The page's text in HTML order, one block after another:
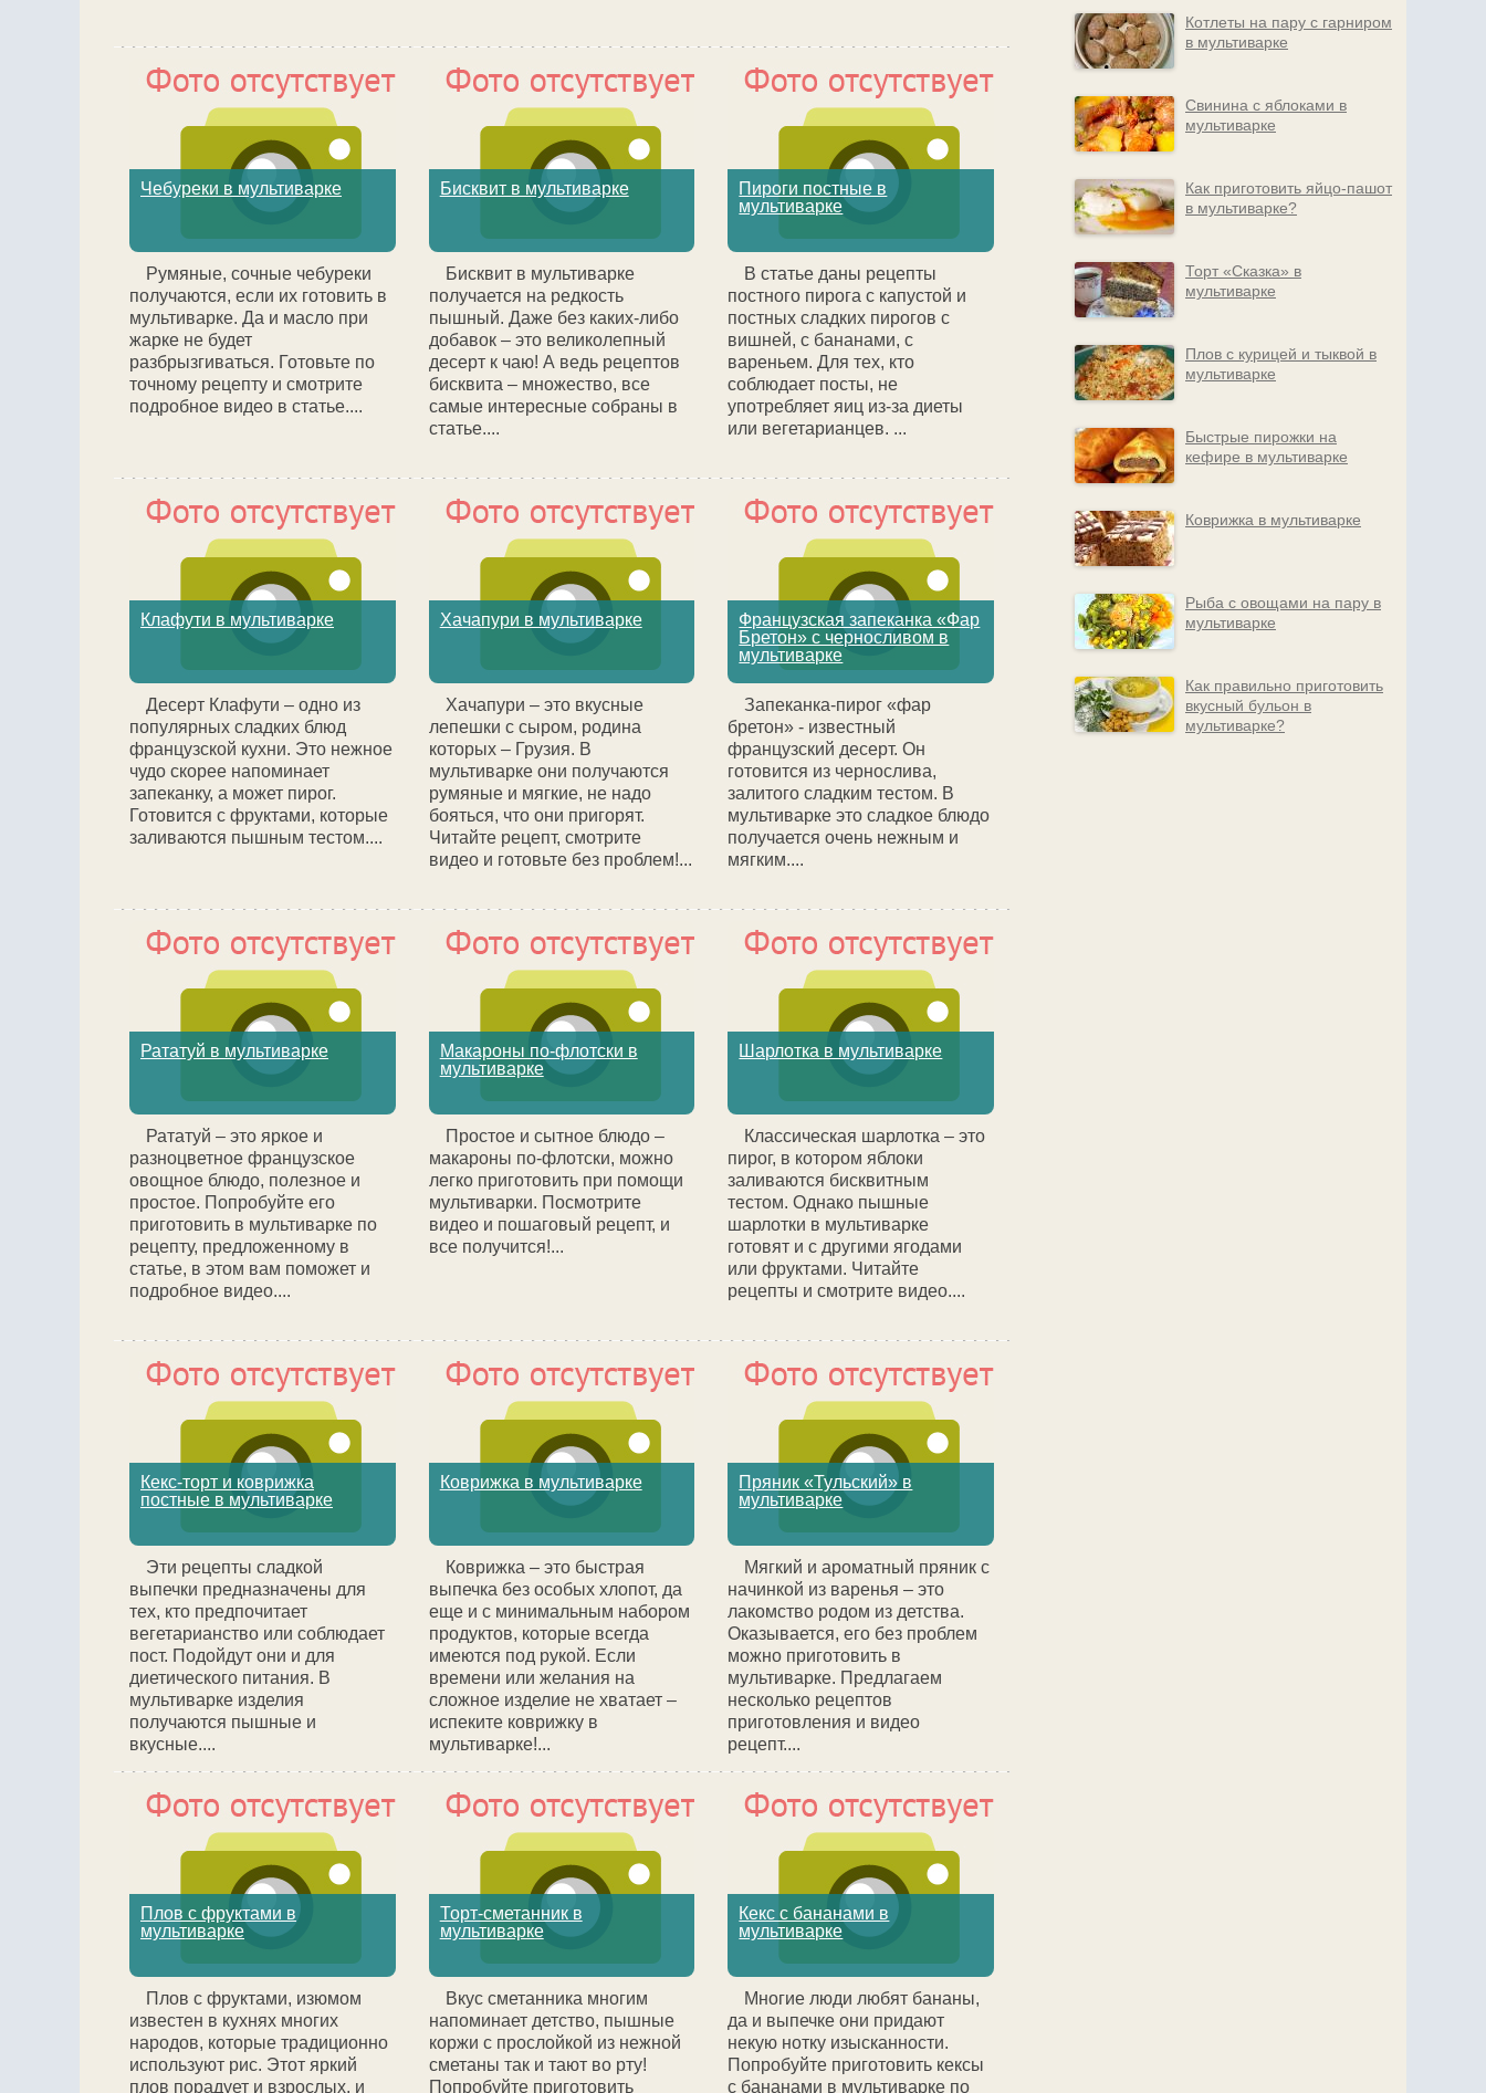
Чебуреки в мультиварке
Румяные, сочные чебуреки
получаются, если их готовить в
мультиварке. Да и масло при
жарке не будет
разбрызгиваться. Готовьте по
точному рецепту и смотрите
подробное видео в статье....
Бисквит в мультиварке
Бисквит в мультиварке
получается на редкость
пышный. Даже без каких-либо
добавок – это великолепный
десерт к чаю! А ведь рецептов
бисквита – множество, все
самые интересные собраны в
статье....
Пироги постные в
мультиварке
В статье даны рецепты
постного пирога с капустой и
постных сладких пирогов с
вишней, с бананами, с
вареньем. Для тех, кто
соблюдает посты, не
употребляет яиц из-за диеты
или вегетарианцев. ...
Клафути в мультиварке
Десерт Клафути – одно из
популярных сладких блюд
французской кухни. Это нежное
чудо скорее напоминает
запеканку, а может пирог.
Готовится с фруктами, которые
заливаются пышным тестом....
Хачапури в мультиварке
Хачапури – это вкусные
лепешки с сыром, родина
которых – Грузия. В
мультиварке они получаются
румяные и мягкие, не надо
бояться, что они пригорят.
Читайте рецепт, смотрите
видео и готовьте без проблем!...
Французская запеканка «Фар
Бретон» с черносливом в
мультиварке
Запеканка-пирог «фар
бретон» - известный
французский десерт. Он
готовится из чернослива,
залитого сладким тестом. В
мультиварке это сладкое блюдо
получается очень нежным и
мягким....
Рататуй в мультиварке
Рататуй – это яркое и
разноцветное французское
овощное блюдо, полезное и
простое. Попробуйте его
приготовить в мультиварке по
рецепту, предложенному в
статье, в этом вам поможет и
подробное видео....
Макароны по-флотски в
мультиварке
Простое и сытное блюдо –
макароны по-флотски, можно
легко приготовить при помощи
мультиварки. Посмотрите
видео и пошаговый рецепт, и
все получится!...
Шарлотка в мультиварке
Классическая шарлотка – это
пирог, в котором яблоки
заливаются бисквитным
тестом. Однако пышные
шарлотки в мультиварке
готовят и с другими ягодами
или фруктами. Читайте
рецепты и смотрите видео....
Кекс-торт и коврижка
постные в мультиварке
Эти рецепты сладкой
выпечки предназначены для
тех, кто предпочитает
вегетарианство или соблюдает
пост. Подойдут они и для
диетического питания. В
мультиварке изделия
получаются пышные и
вкусные....
Коврижка в мультиварке
Коврижка – это быстрая
выпечка без особых хлопот, да
еще и с минимальным набором
продуктов, которые всегда
имеются под рукой. Если
времени или желания на
сложное изделие не хватает –
испеките коврижку в
мультиварке!...
Пряник «Тульский» в
мультиварке
Мягкий и ароматный пряник с
начинкой из варенья – это
лакомство родом из детства.
Оказывается, его без проблем
можно приготовить в
мультиварке. Предлагаем
несколько рецептов
приготовления и видео
рецепт....
Плов с фруктами в
мультиварке
Плов с фруктами, изюмом
известен в кухнях многих
народов, которые традиционно
используют рис. Этот яркий
плов порадует и взрослых, и
Торт-сметанник в
мультиварке
Вкус сметанника многим
напоминает детство, пышные
коржи с прослойкой из нежной
сметаны так и тают во рту!
Попробуйте приготовить
Кекс с бананами в
мультиварке
Многие люди любят бананы,
да и выпечке они придают
некую нотку изысканности.
Попробуйте приготовить кексы
с бананами в мультиварке по
Котлеты на пару с гарниром
в мультиварке
Свинина с яблоками в
мультиварке
Как приготовить яйцо-пашот
в мультиварке?
Торт «Сказка» в
мультиварке
Плов с курицей и тыквой в
мультиварке
Быстрые пирожки на
кефире в мультиварке
Коврижка в мультиварке
Рыба с овощами на пару в
мультиварке
Как правильно приготовить
вкусный бульон в
мультиварке?